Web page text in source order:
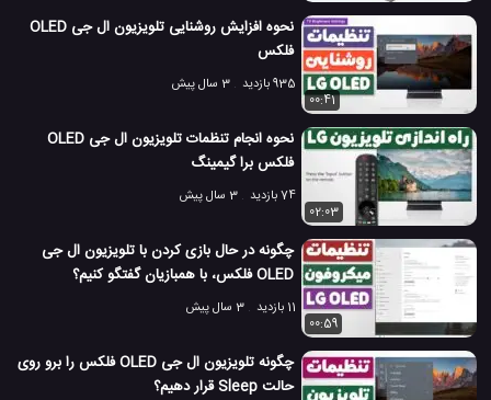
نحوه افزایش روشنایی تلویزیون ال جی OLED
فلکس
935 بازدید
3 سال پیش
00:41
نحوه انجام تنظمات تلویزیون ال جی OLED
فلکس برا گیمینگ
74 بازدید
3 سال پیش
02:03
چگونه در حال بازی کردن با تلویزیون ال جی
OLED فلکس، با همبازیان گفتگو کنیم؟
11 بازدید
3 سال پیش
00:59
چگونه تلویزیون ال جی OLED فلکس را برو روی
حالت Sleep قرار دهیم؟